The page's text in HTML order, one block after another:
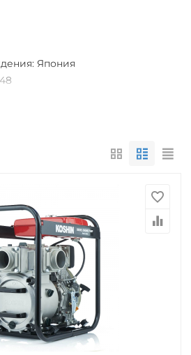
Япония
KOSHIN Ltd была основана в
привело к тому, что
в разных странах мира, но и
центром. «Koshin» ―
историей и множеством
нельзя лучше соответствуют
создавать лучшее
отрасли. Компанию признавали
рабочего процесса.
«Koshin» применяют
таких производителей, как